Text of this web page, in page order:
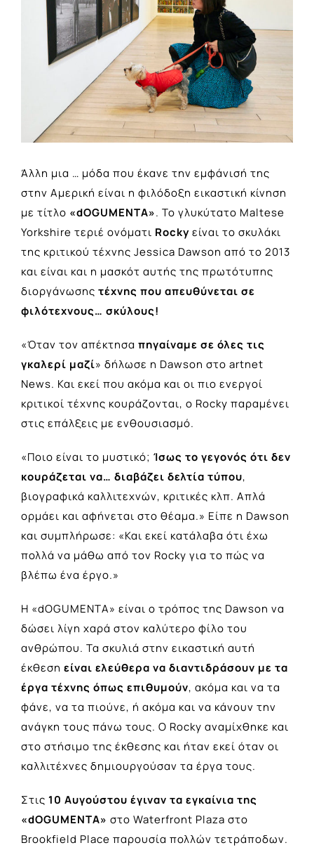
Άλλη μια … μόδα που έκανε την εμφάνισή της
στην Αμερική είναι η φιλόδοξη εικαστική κίνηση
με τίτλο «dOGUMENTA». Το γλυκύτατο Maltese
Yorkshire τεριέ ονόματι Rockyείναι το σκυλάκι
της κριτικού τέχνης Jessica Dawson από το 2013
και είναι και η μασκότ αυτής της πρωτότυπης
διοργάνωσης τέχνης που απευθύνεται σε
φιλότεχνους… σκύλους!
«Όταν τον απέκτησα πηγαίναμε σε όλες τις
γκαλερί μαζί» δήλωσε η Dawson στο artnet
News. Και εκεί που ακόμα και οι πιο ενεργοί
κριτικοί τέχνης κουράζονται, ο Rocky παραμένει
στις επάλξεις με ενθουσιασμό.
«Ποιο είναι το μυστικό; Ίσως το γεγονός ότι δεν
κουράζεται να… διαβάζει δελτία τύπου,
βιογραφικά καλλιτεχνών, κριτικές κλπ. Απλά
ορμάει και αφήνεται στο θέαμα.» Είπε η Dawson
και συμπλήρωσε: «Και εκεί κατάλαβα ότι έχω
πολλά να μάθω από τον Rocky για το πώς να
βλέπω ένα έργο.»
Η «dOGUMENTA» είναι ο τρόπος της Dawson να
δώσει λίγη χαρά στον καλύτερο φίλο του
ανθρώπου. Τα σκυλιά στην εικαστική αυτή
έκθεση είναι ελεύθερα να διαντιδράσουν με τα
έργα τέχνης όπως επιθυμούν, ακόμα και να τα
φάνε, να τα πιούνε, ή ακόμα και να κάνουν την
ανάγκη τους πάνω τους. Ο Rocky αναμίχθηκε και
στο στήσιμο της έκθεσης και ήταν εκεί όταν οι
καλλιτέχνες δημιουργούσαν τα έργα τους.
Στις 10 Αυγούστου έγιναν τα εγκαίνια της
«dOGUMENTA» στο Waterfront Plaza στο
Brookfield Place παρουσία πολλών τετράποδων.